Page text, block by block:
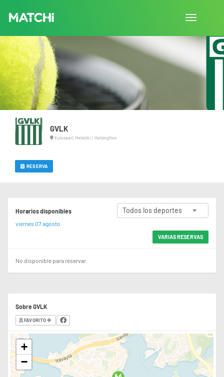
Cambiar
GVLK
Kulosaari, Helsinki / Helsingfors
RESERVA
Horarios disponibles
viernes 07 agosto
Todos los deportes
VARIAS RESERVAS
No disponible para reservar.
Sobre GVLK
FAVORITO
+
−